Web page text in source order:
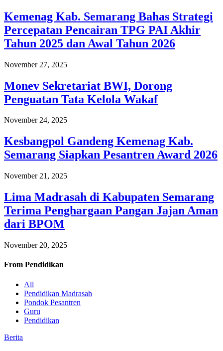
Kemenag Kab. Semarang Bahas Strategi
Percepatan Pencairan TPG PAI Akhir
Tahun 2025 dan Awal Tahun 2026
November 27, 2025
Monev Sekretariat BWI, Dorong
Penguatan Tata Kelola Wakaf
November 24, 2025
Kesbangpol Gandeng Kemenag Kab.
Semarang Siapkan Pesantren Award 2026
November 21, 2025
Lima Madrasah di Kabupaten Semarang
Terima Penghargaan Pangan Jajan Aman
dari BPOM
November 20, 2025
From Pendidikan
All
Pendidikan Madrasah
Pondok Pesantren
Guru
Pendidikan
Berita